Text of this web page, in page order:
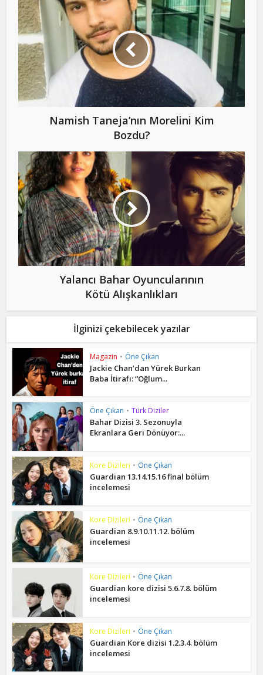
Namish Taneja’nın Morelini Kim
Bozdu?
Yalancı Bahar Oyuncularının
Kötü Alışkanlıkları
İlginizi çekebilecek yazılar
Magazin • Öne Çıkan
Jackie Chan’dan Yürek Burkan
Baba İtirafı: “Oğlum...
Öne Çıkan • Türk Diziler
Bahar Dizisi 3. Sezonuyla
Ekranlara Geri Dönüyor:...
Kore Dizileri • Öne Çıkan
Guardian 13.14.15.16 final bölüm
incelemesi
Kore Dizileri • Öne Çıkan
Guardian 8.9.10.11.12. bölüm
incelemesi
Kore Dizileri • Öne Çıkan
Guardian kore dizisi 5.6.7.8. bölüm
incelemesi
Kore Dizileri • Öne Çıkan
Guardian Kore dizisi 1.2.3.4. bölüm
incelemesi